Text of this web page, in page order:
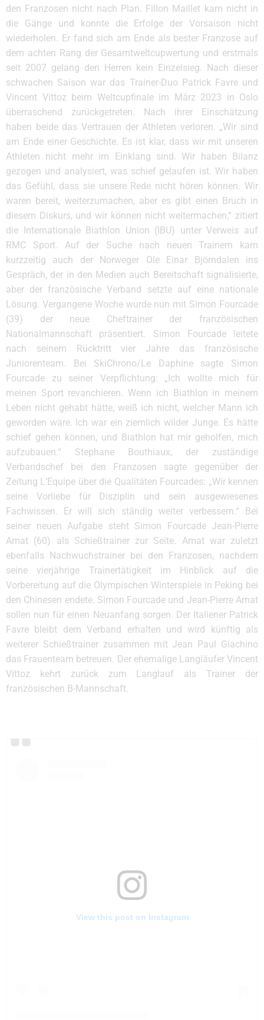
den Franzosen nicht nach Plan. Fillon Maillet kam nicht in
die Gänge und konnte die Erfolge der Vorsaison nicht
wiederholen. Er fand sich am Ende als bester Franzose auf
dem achten Rang der Gesamtweltcupwertung und erstmals
seit 2007 gelang den Herren kein Einzelsieg. Nach dieser
schwachen Saison war das Trainer-Duo Patrick Favre und
Vincent Vittoz beim Weltcupfinale im März 2023 in Oslo
überraschend zurückgetreten. Nach ihrer Einschätzung
haben beide das Vertrauen der Athleten verloren. „Wir sind
am Ende einer Geschichte. Es ist klar, dass wir mit unseren
Athleten nicht mehr im Einklang sind. Wir haben Bilanz
gezogen und analysiert, was schief gelaufen ist. Wir haben
das Gefühl, dass sie unsere Rede nicht hören können. Wir
waren bereit, weiterzumachen, aber es gibt einen Bruch in
diesem Diskurs, und wir können nicht weitermachen,“ zitiert
die Internationale Biathlon Union (IBU) unter Verweis auf
RMC Sport. Auf der Suche nach neuen Trainern kam
kurzzeitig auch der Norweger Ole Einar Björndalen ins
Gespräch, der in den Medien auch Bereitschaft signalisierte,
aber der französische Verband setzte auf eine nationale
Lösung. Vergangene Woche wurde nun mit Simon Fourcade
(39) der neue Cheftrainer der französischen
Nationalmannschaft präsentiert. Simon Fourcade leitete
nach seinem Rücktritt vier Jahre das französische
Juniorenteam. Bei SkiChrono/Le Daphine sagte Simon
Fourcade zu seiner Verpflichtung: „Ich wollte mich für
meinen Sport revanchieren. Wenn ich Biathlon in meinem
Leben nicht gehabt hätte, weiß ich nicht, welcher Mann ich
geworden wäre. Ich war ein ziemlich wilder Junge. Es hätte
schief gehen können, und Biathlon hat mir geholfen, mich
aufzubauen.“ Stephane Bouthiaux, der zuständige
Verbandschef bei den Franzosen sagte gegenüber der
Zeitung L’Equipe über die Qualitäten Fourcades: „Wir kennen
seine Vorliebe für Disziplin und sein ausgewiesenes
Fachwissen. Er will sich ständig weiter verbessern.“ Bei
seiner neuen Aufgabe steht Simon Fourcade Jean-Pierre
Amat (60) als Schießtrainer zur Seite. Amat war zuletzt
ebenfalls Nachwuchstrainer bei den Franzosen, nachdem
seine vierjährige Trainertätigkeit im Hinblick auf die
Vorbereitung auf die Olympischen Winterspiele in Peking bei
den Chinesen endete. Simon Fourcade und Jean-Pierre Amat
sollen nun für einen Neuanfang sorgen. Der Italiener Patrick
Favre bleibt dem Verband erhalten und wird künftig als
weiterer Schießtrainer zusammen mit Jean Paul Giachino
das Frauenteam betreuen. Der ehemalige Langläufer Vincent
Vittoz kehrt zurück zum Langlauf als Trainer der
französischen B-Mannschaft.
View this post on Instagram